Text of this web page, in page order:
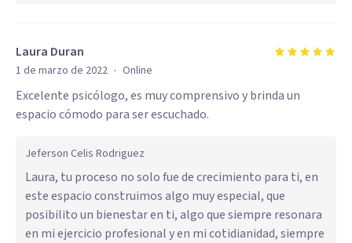
Laura Duran
1 de marzo de 2022 · Online
Excelente psicólogo, es muy comprensivo y brinda un
espacio cómodo para ser escuchado.
Jeferson Celis Rodriguez
Laura, tu proceso no solo fue de crecimiento para ti, en
este espacio construimos algo muy especial, que
posibilito un bienestar en ti, algo que siempre resonara
en mi ejercicio profesional y en mi cotidianidad, siempre